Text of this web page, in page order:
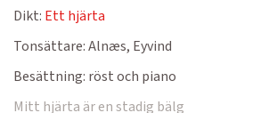
Dikt: Ett hjärta
Tonsättare:Alnæs, Eyvind
Besättning: röst och piano
Mitt hjärta är en stadig bälg